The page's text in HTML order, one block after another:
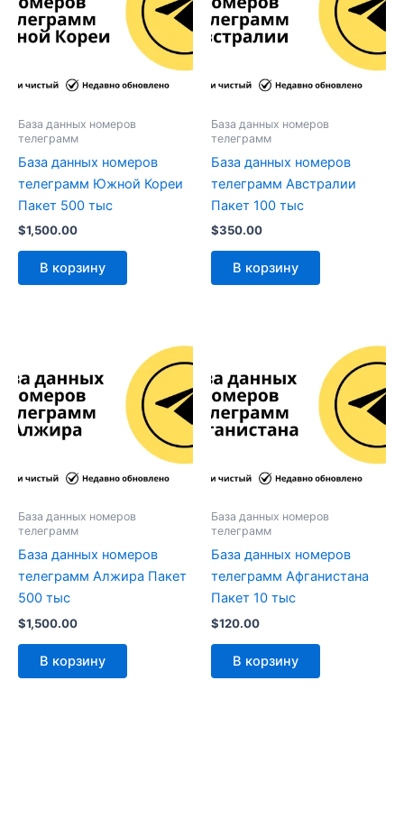
База данных номеров
телеграмм
База данных номеров
телеграмм Южной Кореи
Пакет 500 тыс
$1,500.00
В корзину
База данных номеров
телеграмм
База данных номеров
телеграмм Австралии
Пакет 100 тыс
$350.00
В корзину
База данных номеров
телеграмм
База данных номеров
телеграмм Алжира Пакет
500 тыс
$1,500.00
В корзину
База данных номеров
телеграмм
База данных номеров
телеграмм Афганистана
Пакет 10 тыс
$120.00
В корзину